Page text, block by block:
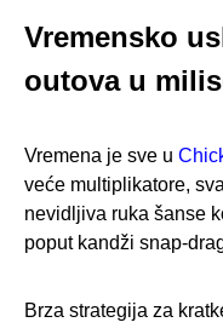
Vremensko
outova u
Vremena je sve u
veće multiplikatore,
nevidljiva ruka šanse
poput kandži snap-
Brza strategija za